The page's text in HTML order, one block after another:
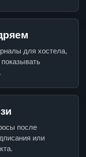
для хостела,
показывать
после
или